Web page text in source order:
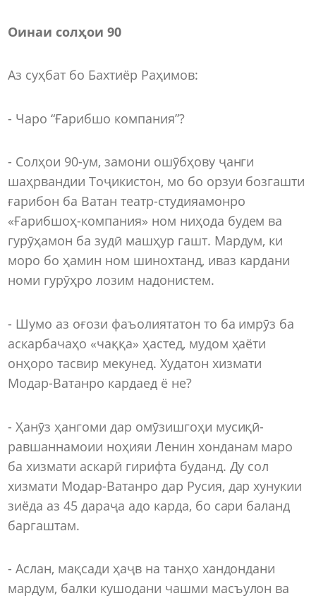
Оинаи солҳои 90
Аз суҳбат бо Бахтиёр Раҳимов:
- Чаро “Ғарибшо компания”?
- Солҳои 90-ум, замони ошӯбҳову ҷанги
шаҳрвандии Тоҷикистон, мо бо орзуи бозгашти
ғарибон ба Ватан театр-студияамонро
«Ғарибшоҳ-компания» ном ниҳода будем ва
гурӯҳамон ба зудӣ машҳур гашт. Мардум, ки
моро бо ҳамин ном шинохтанд, иваз кардани
номи гурӯҳро лозим надонистем.
- Шумо аз оғози фаъолиятатон то ба имрӯз ба
аскарбачаҳо «чаққа» ҳастед, мудом ҳаёти
онҳоро тасвир мекунед. Худатон хизмати
Модар-Ватанро кардаед ё не?
- Ҳанӯз ҳангоми дар омӯзишгоҳи мусиқӣ-
равшан­намоии ноҳияи Ленин хонданам маро
ба хизмати аскарӣ гирифта буданд. Ду сол
хизмати Модар-Ватанро дар Русия, дар хунукии
зиёда аз 45 дараҷа адо карда, бо сари баланд
баргаштам.
- Аслан, мақсади ҳаҷв на танҳо хандондани
мардум, балки кушодани чашми масъулон ва